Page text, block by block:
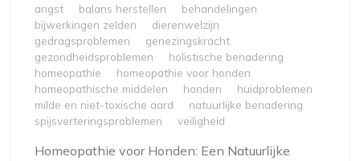
angst
balans herstellen
behandelingen
bijwerkingen zelden
dierenwelzijn
gedragsproblemen
genezingskracht
gezondheidsproblemen
holistische benadering
homeopathie
homeopathie voor honden
homeopathische middelen
honden
huidproblemen
milde en niet-toxische aard
natuurlijke benadering
spijsverteringsproblemen
veiligheid
Homeopathie voor Honden: Een Natuurlijke